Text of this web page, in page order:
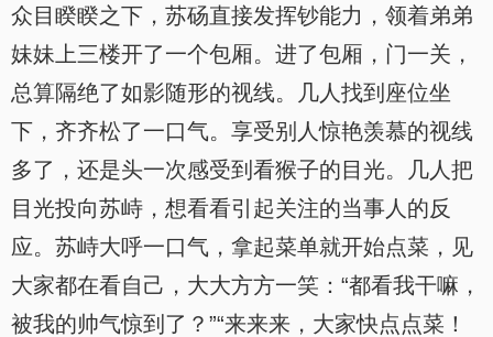
众目睽睽之下，苏砀直接发挥钞能力，领着弟弟
妹妹上三楼开了一个包厢。进了包厢，门一关，
总算隔绝了如影随形的视线。几人找到座位坐
下，齐齐松了一口气。享受别人惊艳羡慕的视线
多了，还是头一次感受到看猴子的目光。几人把
目光投向苏峙，想看看引起关注的当事人的反
应。苏峙大呼一口气，拿起菜单就开始点菜，见
大家都在看自己，大大方方一笑：“都看我干嘛，
被我的帅气惊到了？”“来来来，大家快点点菜！